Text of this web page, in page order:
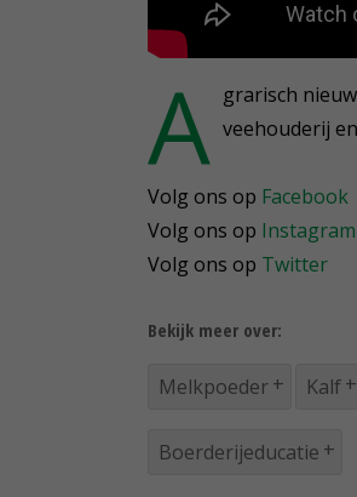
A grarisch
veehouderij
Volg ons op Facebook
Volg ons op Instagram
Volg ons op Twitter
Bekijk meer over:
Melkpoeder Kalf
Boerderijeducatie